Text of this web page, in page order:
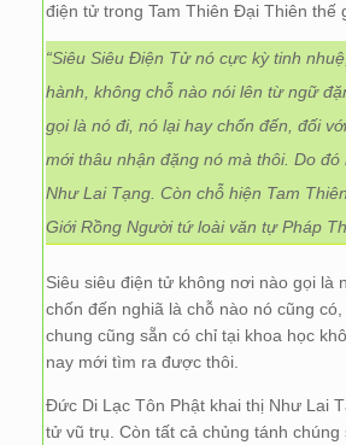
điện tử trong Tam Thiên Đại Thiên thế
“Siêu Siêu Điện Tử nó cực kỳ tinh
hành, không chỗ nào nói lên từ ngữ
gọi là nó đi, nó lại hay chốn đến, đối
mới thâu nhận đặng nó mà thôi. Do
Như Lai Tạng. Còn chỗ hiện Tam
Giới Rồng Người tứ loài văn tự Pháp
Siêu siêu điện tử không nơi nào gọi là
chốn đến nghiã là chỗ nào nó cũng
chung cũng sẵn có chỉ tại khoa học
nay mới tìm ra được thôi.
Đức Di Lạc Tôn Phật khai thị Như Lai
tử vũ trụ. Còn tất cả chủng tánh chúng